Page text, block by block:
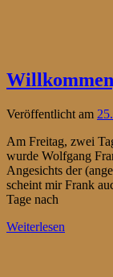
Veröffentlicht am
Am Freitag, zwei
wurde Wolfgang
Angesichts der
scheint mir Frank
Tage nach
Weiterlesen